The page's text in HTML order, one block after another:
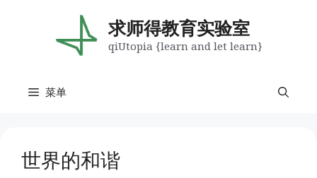
求师得教育实验室
qiUtopia {learn and let learn}
菜单
世界的和谐